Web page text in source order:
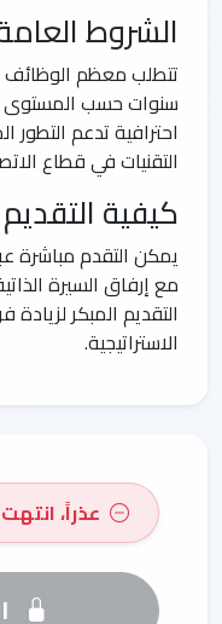
الشروط
تتطلب معظم الوظائف
سنوات حسب المستوى
احترافية تدعم
التقنيات في قطاع
كيفية التقديم
يمكن التقدم مباشرة
مع إرفاق السيرة
التقديم المبكر
الاستراتيجية.
عذراً،